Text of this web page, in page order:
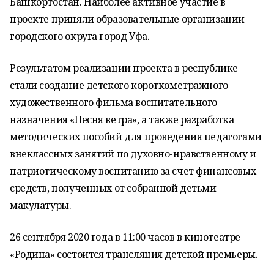
проекте приняли образовательные организации
городского округа город Уфа.
Результатом реализации проекта в республике
стали создание детского короткометражного
художественного фильма воспитательного
назначения «Песня ветра», а также разработка
методических пособий для проведения педагогами
внеклассных занятий по духовно-нравственному и
патриотическому воспитанию за счет финансовых
средств, полученных от собранной детьми
макулатуры.
26 сентября 2020 года в 11:00 часов в кинотеатре
«Родина» состоится трансляция детской премьеры.